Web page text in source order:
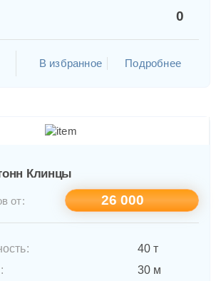
0
В избранное Подробнее
Клинцы
от: 26 000
40 т
30 м